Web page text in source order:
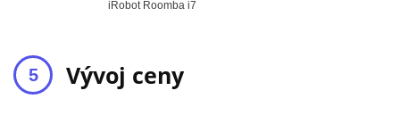
iRobot Roomba i7
Vývoj ceny